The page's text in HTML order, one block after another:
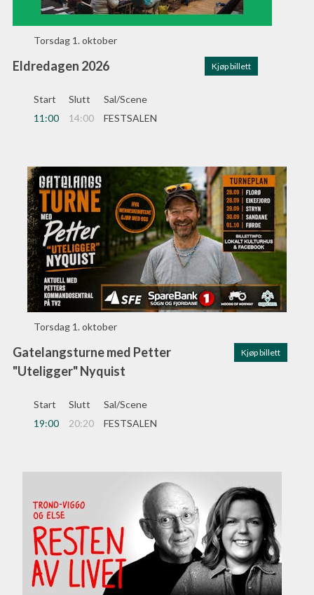
Torsdag 1. oktober
Eldredagen 2026 Kjøp billett
Start
11:00
Slutt
14:00
Sal/Scene
FESTSALEN
Torsdag 1. oktober
Gatelangsturne med Petter
"Uteligger" Nyquist
Kjøp billett
Start
19:00
Slutt
20:20
Sal/Scene
FESTSALEN